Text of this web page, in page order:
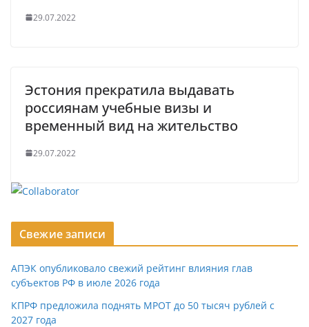
29.07.2022
Эстония прекратила выдавать
россиянам учебные визы и
временный вид на жительство
29.07.2022
Свежие записи
АПЭК опубликовало свежий рейтинг влияния глав
субъектов РФ в июле 2026 года
КПРФ предложила поднять МРОТ до 50 тысяч рублей с
2027 года